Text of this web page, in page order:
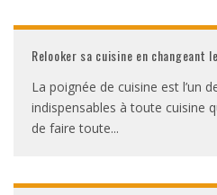
Relooker sa cuisine en changeant
La poignée de cuisine est l’un
indispensables à toute cuisine
de faire toute...